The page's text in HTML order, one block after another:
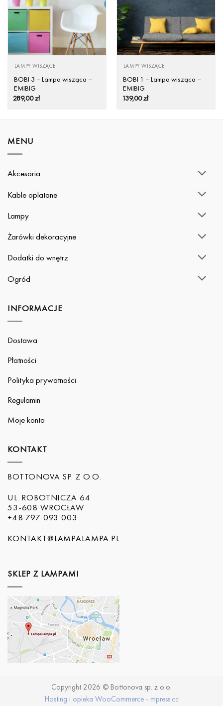
LAMPY WISZĄCE
BOBI 3 – Lampa wisząca –
EMIBIG
289,00zł
LAMPY WISZĄCE
BOBI 1 – Lampa wisząca –
EMIBIG
139,00zł
MENU
Akcesoria
Kable oplatane
Lampy
Żarówki dekoracyjne
Dodatki do wnętrz
Ogród
INFORMACJE
Dostawa
Płatności
Polityka prywatności
Regulamin
Moje konto
KONTAKT
BOTTONOVA SP. Z O.O.
UL. ROBOTNICZA 64
53-608 WROCŁAW
+48 797 093 003
KONTAKT@LAMPALAMPA.PL
SKLEP Z LAMPAMI
Copyright 2026 © Bottonova sp. z o.o.
Hosting i opieka WooCommerce - mpress.cc